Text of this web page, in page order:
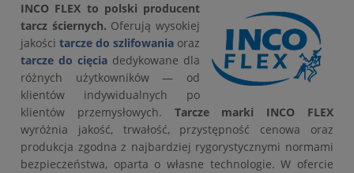
INCO FLEX to polski producent
tarcz ściernych. Oferują wysokiej
jakości tarcze do szlifowania oraz
tarcze do cięcia dedykowane dla
różnych użytkowników — od
klientów indywidualnych po
klientów przemysłowych. Tarcze marki INCO FLEX
wyróżnia jakość, trwałość, przystępność cenowa oraz
produkcja zgodna z najbardziej rygorystycznymi normami
bezpieczeństwa, oparta o własne technologie. W ofercie